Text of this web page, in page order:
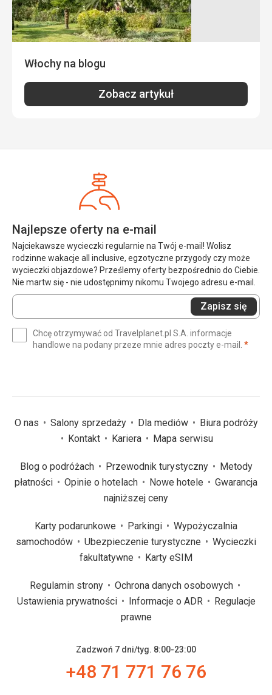
Włochy na blogu
Zobacz artykuł
Najlepsze oferty na e-mail
Najciekawsze wycieczki regularnie na Twój e-mail! Wolisz
rodzinne wakacje all inclusive, egzotyczne przygody czy może
wycieczki objazdowe? Prześlemy oferty bezpośrednio do Ciebie.
Nie martw się - nie udostępnimy nikomu Twojego adresu e-mail.
Wprowadź
swój
(wymagane)
Zapisz się
Chcę otrzymywać od Travelplanet.pl S.A. informacje
handlowe na podany przeze mnie adres poczty e-mail. *
O nas Salony sprzedaży Dla mediów
Biura podróży
Kontakt
Kariera Mapa serwisu
Blog o podróżach Przewodnik turystyczny
Metody
płatności
Opinie o hotelach Nowe hotele
Gwarancja
najniższej ceny
Karty podarunkowe Parkingi
Wypożyczalnia
samochodów
Ubezpieczenie turystyczne
Wycieczki
fakultatywne
Karty eSIM
Regulamin strony
Ochrona danych osobowych
Ustawienia prywatności
Informacje o ADR
Regulacje
prawne
Zadzwoń 7 dni/tyg. 8:00-23:00
+48 71 771 76 76